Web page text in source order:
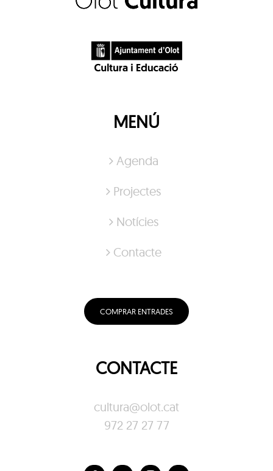
MENÚ
Agenda
Projectes
Notícies
Contacte
COMPRAR ENTRADES
CONTACTE
cultura@olot.cat
972 27 27 77